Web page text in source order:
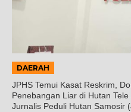
DAERAH
JPHS Temui Kasat Reskrim,
Penebangan Liar di Hutan
Jurnalis Peduli Hutan Samosir